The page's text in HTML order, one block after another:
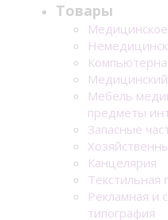
Товары
Мебель
предметы
Запасные
Канцелярия
Текстильная
Рекламная и
типография